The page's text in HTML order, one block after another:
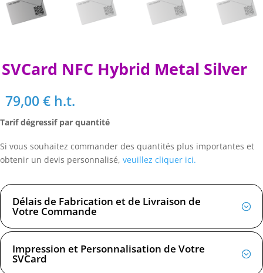
SVCard NFC Hybrid Metal Silver
79,00€ h.t.
Tarif dégressif par quantité
Si vous souhaitez commander des quantités plus importantes et
obtenir un devis personnalisé, veuillez cliquer ici.
Délais de Fabrication et de Livraison de
Votre Commande
Impression et Personnalisation de Votre
SVCard